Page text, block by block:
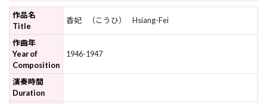
作品名
Title
香妃 （こうひ） Hsiang-Fei
作曲年
Year of
Composition
1946-1947
演奏時間
Duration